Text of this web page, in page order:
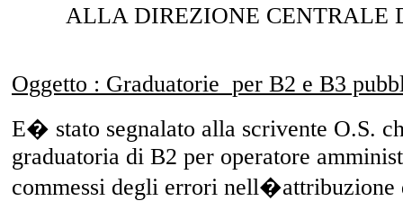
ALLA DIREZIONE CENTRALE
Oggetto : Graduatorie per B2 e B3
E� stato segnalato alla scrivente O.S.
graduatoria di B2 per operatore
commessi degli errori nell�attribuzione